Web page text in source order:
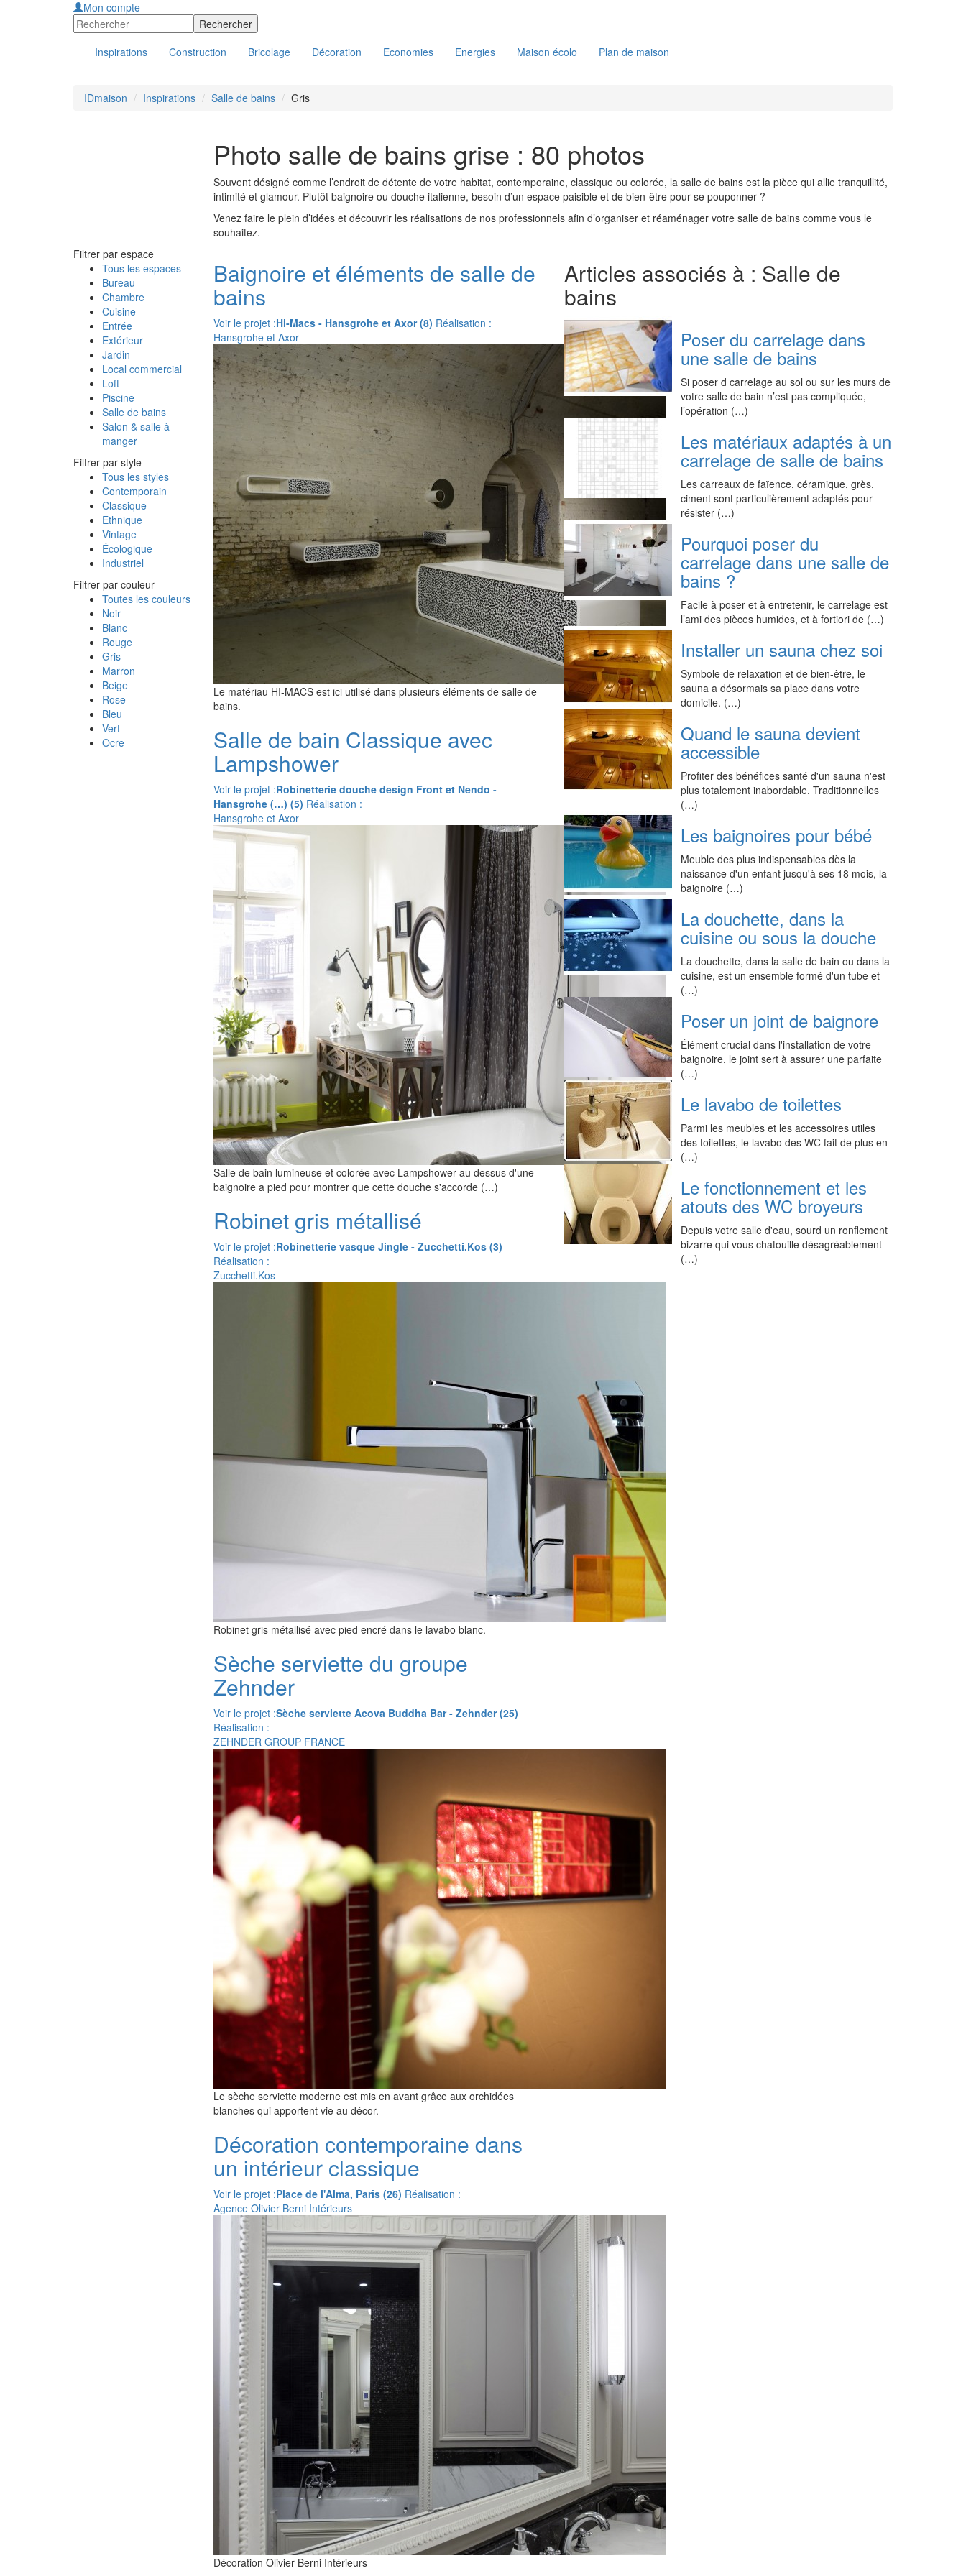
Mon compte
Inspirations Construction Bricolage Décoration Economies Energies Maison écolo Plan de maison
IDmaison Inspirations Salle de bains Gris
Photo salle de bains grise : 80 photos
Souvent désigné comme l’endroit de détente de votre habitat, contemporaine, classique ou colorée, la salle de bains est la pièce qui allie tranquillité,
intimité et glamour. Plutôt baignoire ou douche italienne, besoin d’un espace paisible et de bien-être pour se pouponner ?
Venez faire le plein d’idées et découvrir les réalisations de nos professionnels afin d’organiser et réaménager votre salle de bains comme vous le
souhaitez.
Filtrer par espace
Tous les espaces
Bureau
Chambre
Cuisine
Entrée
Extérieur
Jardin
Local commercial
Loft
Piscine
Salle de bains
Salon & salle à
manger
Filtrer par style
Tous les styles
Contemporain
Classique
Ethnique
Vintage
Écologique
Industriel
Filtrer par couleur
Toutes les couleurs
Noir
Blanc
Rouge
Gris
Marron
Beige
Rose
Bleu
Vert
Ocre
Baignoire et éléments de salle de
bains
Voir le projet :Hi-Macs - Hansgrohe et Axor (8) Réalisation :
Hansgrohe et Axor
Le matériau HI-MACS est ici utilisé dans plusieurs éléments de salle de
bains.
Salle de bain Classique avec
Lampshower
Voir le projet :Robinetterie douche design Front et Nendo -
Hansgrohe (…) (5) Réalisation :
Hansgrohe et Axor
Salle de bain lumineuse et colorée avec Lampshower au dessus d'une
baignoire a pied pour montrer que cette douche s'accorde (…)
Robinet gris métallisé
Voir le projet :Robinetterie vasque Jingle - Zucchetti.Kos (3)
Réalisation :
Zucchetti.Kos
Robinet gris métallisé avec pied encré dans le lavabo blanc.
Sèche serviette du groupe
Zehnder
Voir le projet :Sèche serviette Acova Buddha Bar - Zehnder (25)
Réalisation :
ZEHNDER GROUP FRANCE
Le sèche serviette moderne est mis en avant grâce aux orchidées
blanches qui apportent vie au décor.
Décoration contemporaine dans
un intérieur classique
Voir le projet :Place de l'Alma, Paris (26) Réalisation :
Agence Olivier Berni Intérieurs
Décoration Olivier Berni Intérieurs
Articles associés à : Salle de
bains
Poser du carrelage dans
une salle de bains
Si poser d carrelage au sol ou sur les murs de
votre salle de bain n’est pas compliquée,
l’opération (…)
Les matériaux adaptés à un
carrelage de salle de bains
Les carreaux de faïence, céramique, grès,
ciment sont particulièrement adaptés pour
résister (…)
Pourquoi poser du
carrelage dans une salle de
bains ?
Facile à poser et à entretenir, le carrelage est
l’ami des pièces humides, et à fortiori de (…)
Installer un sauna chez soi
Symbole de relaxation et de bien-être, le
sauna a désormais sa place dans votre
domicile. (…)
Quand le sauna devient
accessible
Profiter des bénéfices santé d'un sauna n'est
plus totalement inabordable. Traditionnelles
(…)
Les baignoires pour bébé
Meuble des plus indispensables dès la
naissance d'un enfant jusqu'à ses 18 mois, la
baignoire (…)
La douchette, dans la
cuisine ou sous la douche
La douchette, dans la salle de bain ou dans la
cuisine, est un ensemble formé d'un tube et
(…)
Poser un joint de baignore
Élément crucial dans l'installation de votre
baignoire, le joint sert à assurer une parfaite
(…)
Le lavabo de toilettes
Parmi les meubles et les accessoires utiles
des toilettes, le lavabo des WC fait de plus en
(…)
Le fonctionnement et les
atouts des WC broyeurs
Depuis votre salle d'eau, sourd un ronflement
bizarre qui vous chatouille désagréablement
(…)